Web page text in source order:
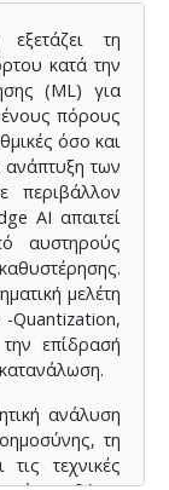
digital
methods -
Data
neural
architectural
on
M85 show
gains from
on the
U55 NPU)
of NPUs,
125× latency
future
co-design,
full-system
τη
κατά την
(ML) για
πόρους
όσο και
ανάπτυξη των
περιβάλλον
AI απαιτεί
αυστηρούς
μελέτη
-Quantization,
επίδρασή
ανάλυση
τη
τεχνικές